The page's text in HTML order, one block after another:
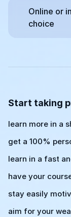
Online or
choice
Start taking
learn more in a
get a 100%
learn in a fast
have your
stay easily
aim for your